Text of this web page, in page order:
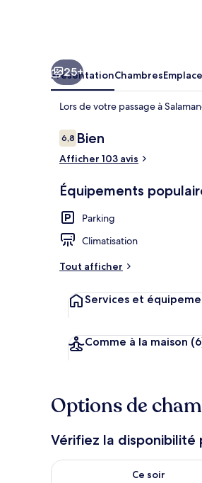
25+
PrésentationChambres
Lors de votre passage à
Avis
voyageurs
6,86,8 sur 10
Bien
Afficher 103 avis
Équipements
Parking
Climatisation
Tout afficher
Services et
Comme à la maison
Options de
Vérifiez la disponibilité
Ce soir
Vérifier la disponibilité pour